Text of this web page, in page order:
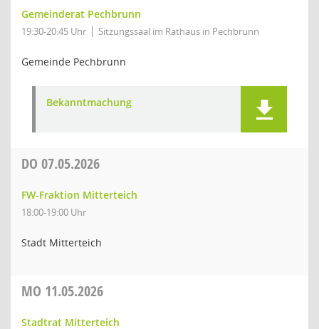
Gemeinderat Pechbrunn
19:30-20:45 Uhr Sitzungssaal im Rathaus in Pechbrunn
Gemeinde Pechbrunn
Bekanntmachung
DO 07.05.2026
FW-Fraktion Mitterteich
18:00-19:00 Uhr
Stadt Mitterteich
MO 11.05.2026
Stadtrat Mitterteich